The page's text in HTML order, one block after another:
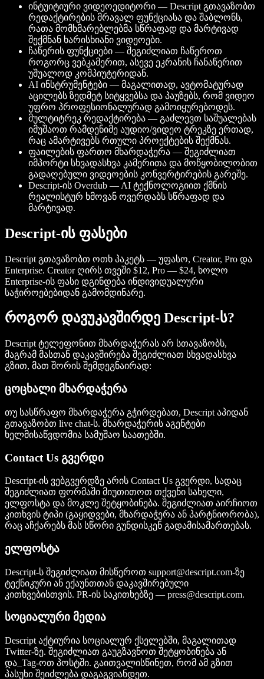
ინტუიტიური ვიდეოედიტორი — Descript გთავაზობთ
რედაქტირების მრავალ ფუნქციასა და შაბლონს,
რათა მომხმარებლებმა სწრაფად და მარტივად
შექმნან ხარისხიანი ვიდეოები.
ჩაწერის ფუნქციები — შეგიძლიათ ჩაწეროთ
როგორც ვებკამერით, ასევე ეკრანის ჩანაწერით
უშუალოდ კომპიუტერიდან.
AI ინსტრუმენტები — მაგალითად, ავტომატურად
აცილებს ზედმეტ სიტყვებსა და პაუზებს, რომ ვიდეო
უფრო პროფესიონალურად გამოიყურებოდეს.
მულტიტრეკ რედაქტირება — გაძლევთ საშუალებას
იმუშაოთ რამდენიმე აუდიო/ვიდეო ტრეკზე ერთად,
რაც ამარტივებს რთული პროექტების შექმნას.
ფაილების ფართო მხარდაჭერა — შეგიძლიათ
იმპორტი სხვადასხვა კამერითა და მოწყობილობით
გადაღებული ვიდეოების კონვერტირების გარეშე.
Descript-ის Overdub — AI ტექნოლოგიით ქმნის
რეალისტურ ხმოვან ოვერდაბს სწრაფად და
მარტივად.
Descript-ის ფასები
Descript გთავაზობთ ოთხ პაკეტს — უფასო, Creator, Pro და
Enterprise. Creator ღირს თვეში $12, Pro — $24, ხოლო
Enterprise-ის ფასი დგინდება ინდივიდუალური
საჭიროებებიდან გამომდინარე.
როგორ დავუკავშირდე Descript-ს?
Descript ტელეფონით მხარდაჭერას არ სთავაზობს,
მაგრამ მასთან დაკავშირება შეგიძლიათ სხვადასხვა
გზით, მათ შორის შემდეგნაირად:
ცოცხალი მხარდაჭერა
თუ სასწრაფო მხარდაჭერა გჭირდებათ, Descript აპიდან
გთავაზობთ live chat-ს. მხარდაჭერის აგენტები
ხელმისაწვდომია სამუშაო საათებში.
Contact Us გვერდი
Descript-ის ვებგვერდზე არის Contact Us გვერდი, სადაც
შეგიძლიათ ფორმაში მიუთითოთ თქვენი სახელი,
ელფოსტა და მოკლე შეტყობინება. შეგიძლიათ აირჩიოთ
კითხვის ტიპი (გაყიდვები, მხარდაჭერა ან პარტნიორობა),
რაც აჩქარებს მას სწორი გუნდისკენ გადამისამართებას.
ელფოსტა
Descript-ს შეგიძლიათ მისწეროთ support@descript.com-ზე
ტექნიკური ან ექაუნთთან დაკავშირებული
კითხვებისთვის. PR-ის საკითხებზე — press@descript.com.
სოციალური მედია
Descript აქტიურია სოციალურ ქსელებში, მაგალითად
Twitter-ზე. შეგიძლიათ გაუგზავნოთ შეტყობინება ან
და_Tag-ოთ პოსტში. გაითვალისწინეთ, რომ ამ გზით
პასუხი შეიძლება დაგაგვიანდეთ.